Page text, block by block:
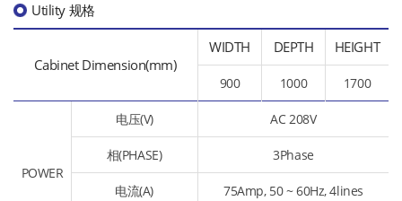
Utility 规格
Cabinet Dimension(mm)
WIDTH DEPTH HEIGHT
900 1000 1700
POWER
电压(V) AC 208V
相(PHASE) 3Phase
电流(A) 75Amp, 50 ~ 60Hz, 4lines